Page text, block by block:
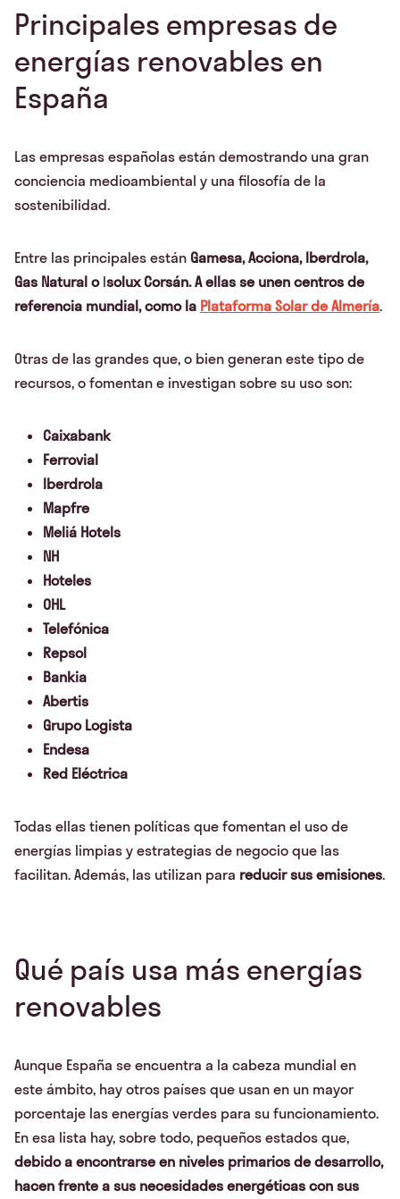
Principales empresas de
energías renovables en
España
Las empresas españolas están demostrando una gran
conciencia medioambiental y una filosofía de la
sostenibilidad.
Entre las principales están Gamesa, Acciona, Iberdrola,
Gas Natural oIsolux Corsán. A ellas se unen centros de
referencia mundial, como la Plataforma Solar de Almería.
Otras de las grandes que, o bien generan este tipo de
recursos, o fomentan e investigan sobre su uso son:
Caixabank
Ferrovial
Iberdrola
Mapfre
Meliá Hotels
NH
Hoteles
OHL
Telefónica
Repsol
Bankia
Abertis
Grupo Logista
Endesa
Red Eléctrica
Todas ellas tienen políticas que fomentan el uso de
energías limpias y estrategias de negocio que las
facilitan. Además, las utilizan para reducir sus emisiones.
Qué país usa más energías
renovables
Aunque España se encuentra a la cabeza mundial en
este ámbito, hay otros países que usan en un mayor
porcentaje las energías verdes para su funcionamiento.
En esa lista hay, sobre todo, pequeños estados que,
debido a encontrarse en niveles primarios de desarrollo,
hacen frente a sus necesidades energéticas con sus